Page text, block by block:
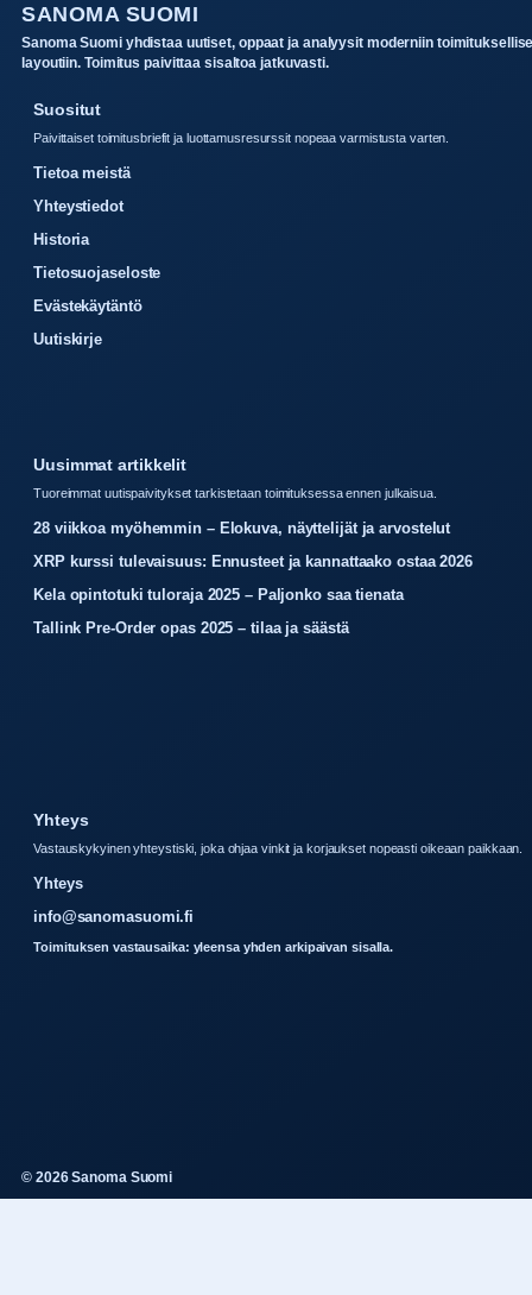
SANOMA SUOMI
Sanoma Suomi yhdistaa uutiset, oppaat ja analyysit moderniin
layoutiin. Toimitus paivittaa sisaltoa jatkuvasti.
Suositut
Paivittaiset toimitusbriefit ja luottamusresurssit nopeaa varmistusta varten.
Tietoa meistä
Yhteystiedot
Historia
Tietosuojaseloste
Evästekäytäntö
Uutiskirje
Uusimmat artikkelit
Tuoreimmat uutispaivitykset tarkistetaan toimituksessa ennen julkaisua.
28 viikkoa myöhemmin – Elokuva, näyttelijät ja arvostelut
XRP kurssi tulevaisuus: Ennusteet ja kannattaako ostaa 2026
Kela opintotuki tuloraja 2025 – Paljonko saa tienata
Tallink Pre-Order opas 2025 – tilaa ja säästä
Yhteys
Vastauskykyinen yhteystiski, joka ohjaa vinkit ja korjaukset nopeasti oikeaan paikkaan.
Yhteys
info@sanomasuomi.fi
Toimituksen vastausaika: yleensa yhden arkipaivan sisalla.
© 2026 Sanoma Suomi